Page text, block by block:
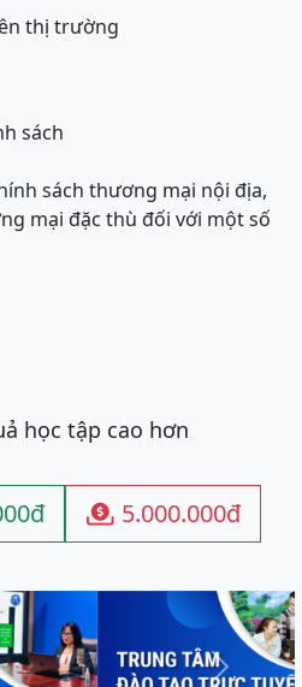
thị trường
sách
sách thương mại nội địa,
mại đặc thù đối với một số
học tập cao hơn
 5.000.000đ
Next